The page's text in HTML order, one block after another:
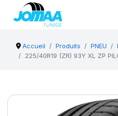
Accueil Produits PNEU
225/40R19 (ZR) 93Y XL ZP